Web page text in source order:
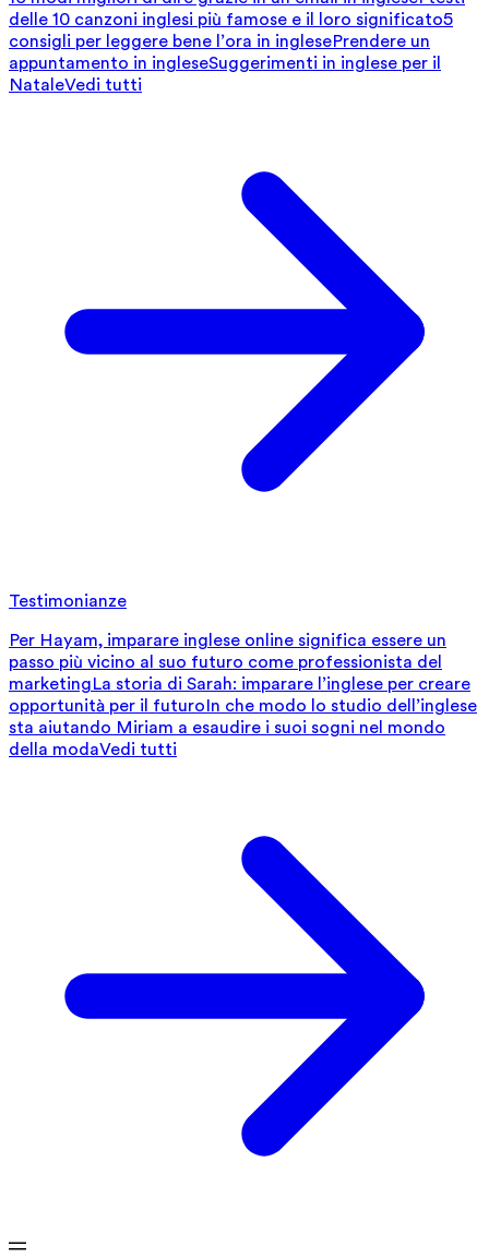
delle 10 canzoni inglesi più famose e il loro significato5
consigli per leggere bene l’ora in inglesePrendere un
appuntamento in ingleseSuggerimenti in inglese per il
NataleVedi tutti
Testimonianze
Per Hayam, imparare inglese online significa essere un
passo più vicino al suo futuro come professionista del
marketingLa storia di Sarah: imparare l’inglese per creare
opportunità per il futuroIn che modo lo studio dell’inglese
sta aiutando Miriam a esaudire i suoi sogni nel mondo
della modaVedi tutti